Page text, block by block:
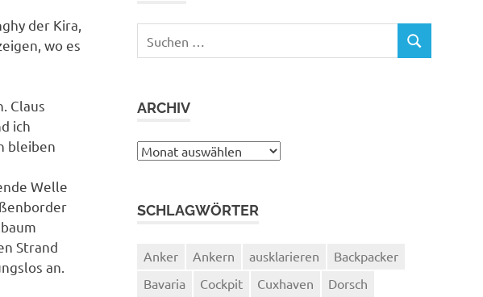
der Kira,
wo es
Claus
ich
bleiben
Welle
Strand
an.
nach:
SUCHEN
ARCHIV
Archiv
SCHLAGWÖRTER
Anker Ankern ausklarieren
Backpacker
Bavaria
Cockpit Cuxhaven
Dorsch